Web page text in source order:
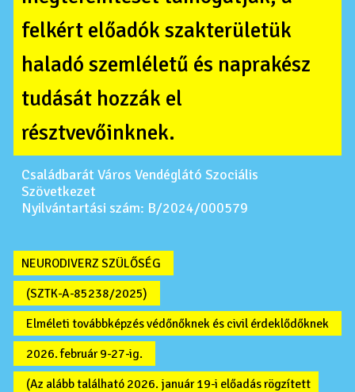
felkért előadók szakterületük
haladó szemléletű és naprakész
tudását hozzák el
résztvevőinknek.
Családbarát Város Vendéglátó Szociális
Szövetkezet
Nyilvántartási szám: B/2024/000579
NEURODIVERZ SZÜLŐSÉG
(SZTK-A-85238/2025)
Elméleti továbbképzés védőnőknek és civil érdeklődőknek
2026. február 9-27-ig.
(Az alább található 2026. január 19-i előadás rögzített